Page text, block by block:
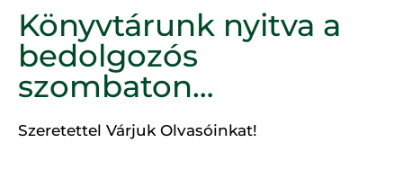
Könyvtárunk nyitva a
bedolgozós
szombaton…
Szeretettel Várjuk Olvasóinkat!